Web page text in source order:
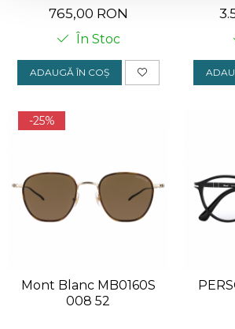
765,00 RON
În Stoc
ADAUGĂ ÎN COȘ
-25%
Mont Blanc MB0160S
008 52